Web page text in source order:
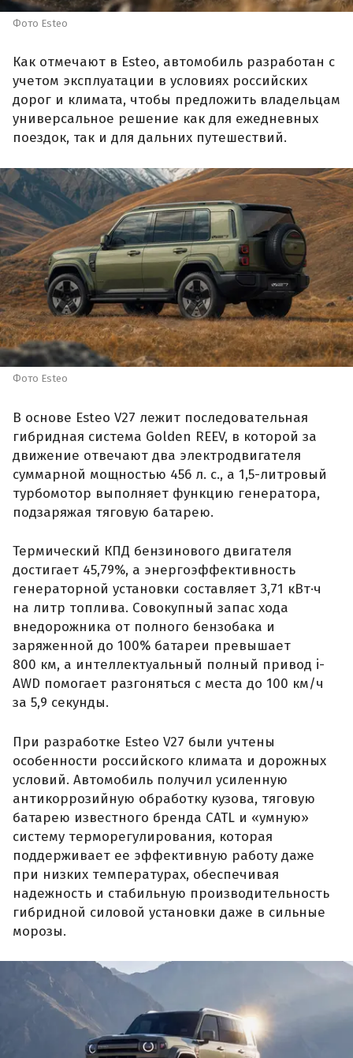
Фото Esteo
Как отмечают в Esteo, автомобиль разработан с
учетом эксплуатации в условиях российских
дорог и климата, чтобы предложить владельцам
универсальное решение как для ежедневных
поездок, так и для дальних путешествий.
Фото Esteo
В основе Esteo V27 лежит последовательная
гибридная система Golden REEV, в которой за
движение отвечают два электродвигателя
суммарной мощностью 456 л. с., а 1,5-литровый
турбомотор выполняет функцию генератора,
подзаряжая тяговую батарею.
Термический КПД бензинового двигателя
достигает 45,79%, а энергоэффективность
генераторной установки составляет 3,71 кВт·ч
на литр топлива. Совокупный запас хода
внедорожника от полного бензобака и
заряженной до 100% батареи превышает
800 км, а интеллектуальный полный привод i-
AWD помогает разгоняться с места до 100 км/ч
за 5,9 секунды.
При разработке Esteo V27 были учтены
особенности российского климата и дорожных
условий. Автомобиль получил усиленную
антикоррозийную обработку кузова, тяговую
батарею известного бренда CATL и «умную»
систему терморегулирования, которая
поддерживает ее эффективную работу даже
при низких температурах, обеспечивая
надежность и стабильную производительность
гибридной силовой установки даже в сильные
морозы.